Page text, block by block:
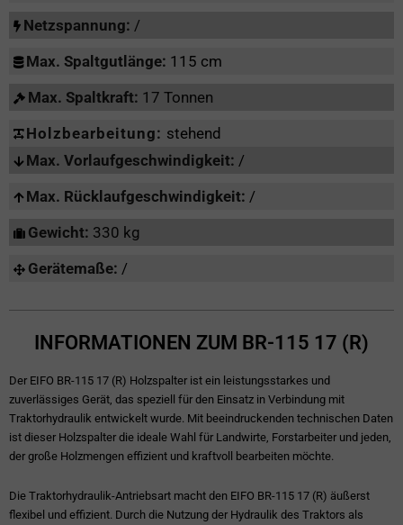
Netzspannung: /
Max. Spaltgutlänge: 115 cm
Max. Spaltkraft: 17 Tonnen
Holzbearbeitung: stehend
Max. Vorlaufgeschwindigkeit: /
Max. Rücklaufgeschwindigkeit: /
Gewicht: 330 kg
Gerätemaße: /
INFORMATIONEN ZUM BR-115 17 (R)
Der EIFO BR-115 17 (R) Holzspalter ist ein leistungsstarkes und
zuverlässiges Gerät, das speziell für den Einsatz in Verbindung mit
Traktorhydraulik entwickelt wurde. Mit beeindruckenden technischen Daten
ist dieser Holzspalter die ideale Wahl für Landwirte, Forstarbeiter und jeden,
der große Holzmengen effizient und kraftvoll bearbeiten möchte.
Die Traktorhydraulik-Antriebsart macht den EIFO BR-115 17 (R) äußerst
flexibel und effizient. Durch die Nutzung der Hydraulik des Traktors als